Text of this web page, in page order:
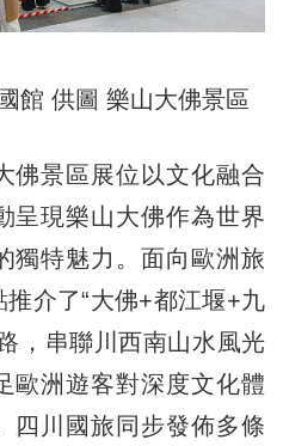
館 供圖 樂山大佛景區
景區展位以文化融合
呈現樂山大佛作為世界
獨特魅力。面向歐洲旅
介了“大佛+都江堰+九
，串聯川西南山水風光
歐洲遊客對深度文化體
四川國旅同步發佈多條